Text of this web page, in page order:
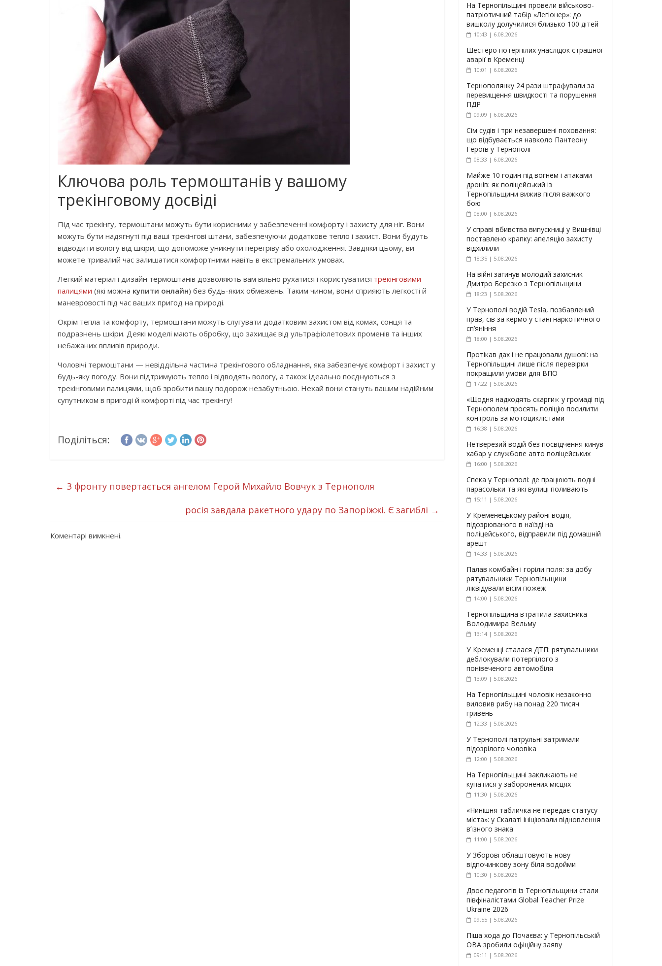
Ключова роль термоштанів у вашому
трекінговому досвіді
Під час трекінгу, термоштани можуть бути корисними у забезпеченні комфорту і захисту для ніг. Вони
можуть бути надягнуті під ваші трекінгові штани, забезпечуючи додаткове тепло і захист. Вони будуть
відводити вологу від шкіри, що допоможе уникнути перегріву або охолодження. Завдяки цьому, ви
можете тривалий час залишатися комфортними навіть в екстремальних умовах.
Легкий матеріал і дизайн термоштанів дозволяють вам вільно рухатися і користуватися трекінговими
палицями (які можна купити онлайн) без будь-яких обмежень. Таким чином, вони сприяють легкості й
маневровості під час ваших пригод на природі.
Окрім тепла та комфорту, термоштани можуть слугувати додатковим захистом від комах, сонця та
подразнень шкіри. Деякі моделі мають обробку, що захищає від ультрафіолетових променів та інших
небажаних впливів природи.
Чоловічі термоштани — невіддільна частина трекінгового обладнання, яка забезпечує комфорт і захист у
будь-яку погоду. Вони підтримують тепло і відводять вологу, а також ідеально поєднуються з
трекінговими палицями, щоб зробити вашу подорож незабутньою. Нехай вони стануть вашим надійним
супутником в пригоді й комфорті під час трекінгу!
Поділіться:
← З фронту повертається ангелом Герой Михайло Вовчук з Тернополя
росія завдала ракетного удару по Запоріжжі. Є загиблі →
Коментарі вимкнені.
На Тернопільщині провели військово-
патріотичний табір «Легіонер»: до
вишколу долучилися близько 100 дітей
10:43 | 6.08.2026
Шестеро потерпілих унаслідок страшної
аварії в Кременці
10:01 | 6.08.2026
Тернополянку 24 рази штрафували за
перевищення швидкості та порушення
ПДР
09:09 | 6.08.2026
Сім судів і три незавершені поховання:
що відбувається навколо Пантеону
Героїв у Тернополі
08:33 | 6.08.2026
Майже 10 годин під вогнем і атаками
дронів: як поліцейський із
Тернопільщини вижив після важкого
бою
08:00 | 6.08.2026
У справі вбивства випускниці у Вишнівці
поставлено крапку: апеляцію захисту
відхилили
18:35 | 5.08.2026
На війні загинув молодий захисник
Дмитро Березко з Тернопільщини
18:23 | 5.08.2026
У Тернополі водій Tesla, позбавлений
прав, сів за кермо у стані наркотичного
сп’яніння
18:00 | 5.08.2026
Протікав дах і не працювали душові: на
Тернопільщині лише після перевірки
покращили умови для ВПО
17:22 | 5.08.2026
«Щодня надходять скарги»: у громаді під
Тернополем просять поліцію посилити
контроль за мотоциклістами
16:38 | 5.08.2026
Нетверезий водій без посвідчення кинув
хабар у службове авто поліцейських
16:00 | 5.08.2026
Спека у Тернополі: де працюють водні
парасольки та які вулиці поливають
15:11 | 5.08.2026
У Кременецькому районі водія,
підозрюваного в наїзді на
поліцейського, відправили під домашній
арешт
14:33 | 5.08.2026
Палав комбайн і горіли поля: за добу
рятувальники Тернопільщини
ліквідували вісім пожеж
14:00 | 5.08.2026
Тернопільщина втратила захисника
Володимира Вельму
13:14 | 5.08.2026
У Кременці сталася ДТП: рятувальники
деблокували потерпілого з
понівеченого автомобіля
13:09 | 5.08.2026
На Тернопільщині чоловік незаконно
виловив рибу на понад 220 тисяч
гривень
12:33 | 5.08.2026
У Тернополі патрульні затримали
підозрілого чоловіка
12:00 | 5.08.2026
На Тернопільщині закликають не
купатися у заборонених місцях
11:30 | 5.08.2026
«Нинішня табличка не передає статусу
міста»: у Скалаті ініціювали відновлення
в’їзного знака
11:00 | 5.08.2026
У Зборові облаштовують нову
відпочинкову зону біля водойми
10:30 | 5.08.2026
Двоє педагогів із Тернопільщини стали
півфіналістами Global Teacher Prize
Ukraine 2026
09:55 | 5.08.2026
Піша хода до Почаєва: у Тернопільській
ОВА зробили офіційну заяву
09:11 | 5.08.2026